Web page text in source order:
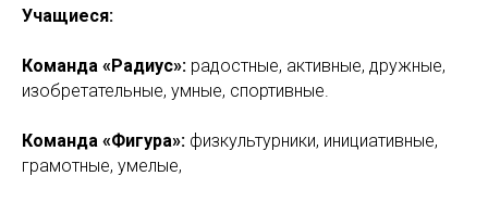
Учащиеся:
Команда «Радиус»: радостные, активные, дружные,
изобретательные, умные, спортивные.
Команда «Фигура»: физкультурники, инициативные,
грамотные, умелые,